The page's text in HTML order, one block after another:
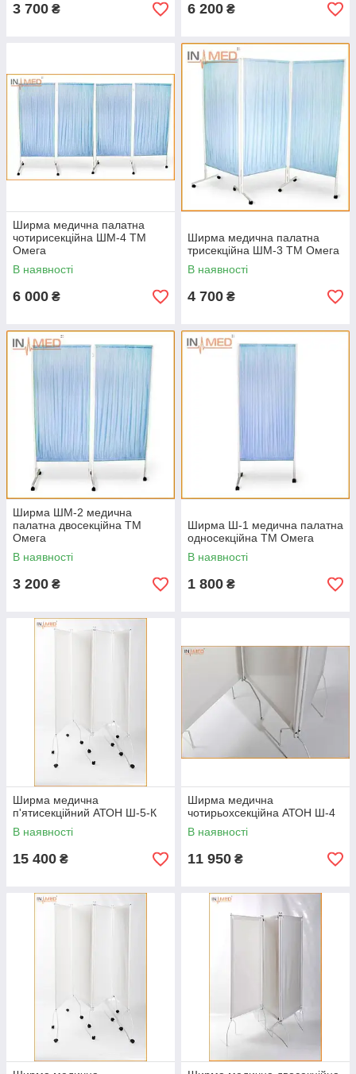
3 700 ₴ 6 200 ₴
Ширма медична палатна
чотирисекційна ШМ-4 ТМ
Омега
В наявності
6 000 ₴
Ширма медична палатна
трисекційна ШМ-3 ТМ Омега
В наявності
4 700 ₴
Ширма ШМ-2 медична
палатна двосекційна ТМ
Омега
В наявності
3 200 ₴
Ширма Ш-1 медична палатна
односекційна ТМ Омега
В наявності
1 800 ₴
Ширма медична
п'ятисекційний АТОН Ш-5-К
В наявності
15 400 ₴
Ширма медична
чотирьохсекційна АТОН Ш-4
В наявності
11 950 ₴